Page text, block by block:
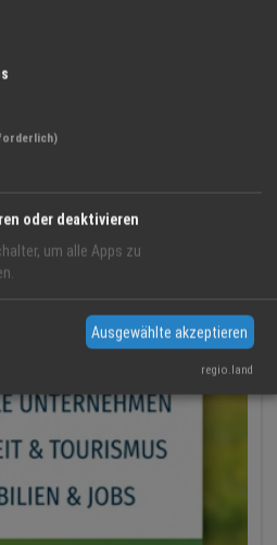
oder deaktivieren
um alle Apps zu
Ausgewählte akzeptieren
regio.land